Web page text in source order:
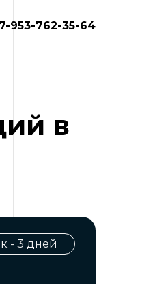
953-762-35-64
в
- 3 дней